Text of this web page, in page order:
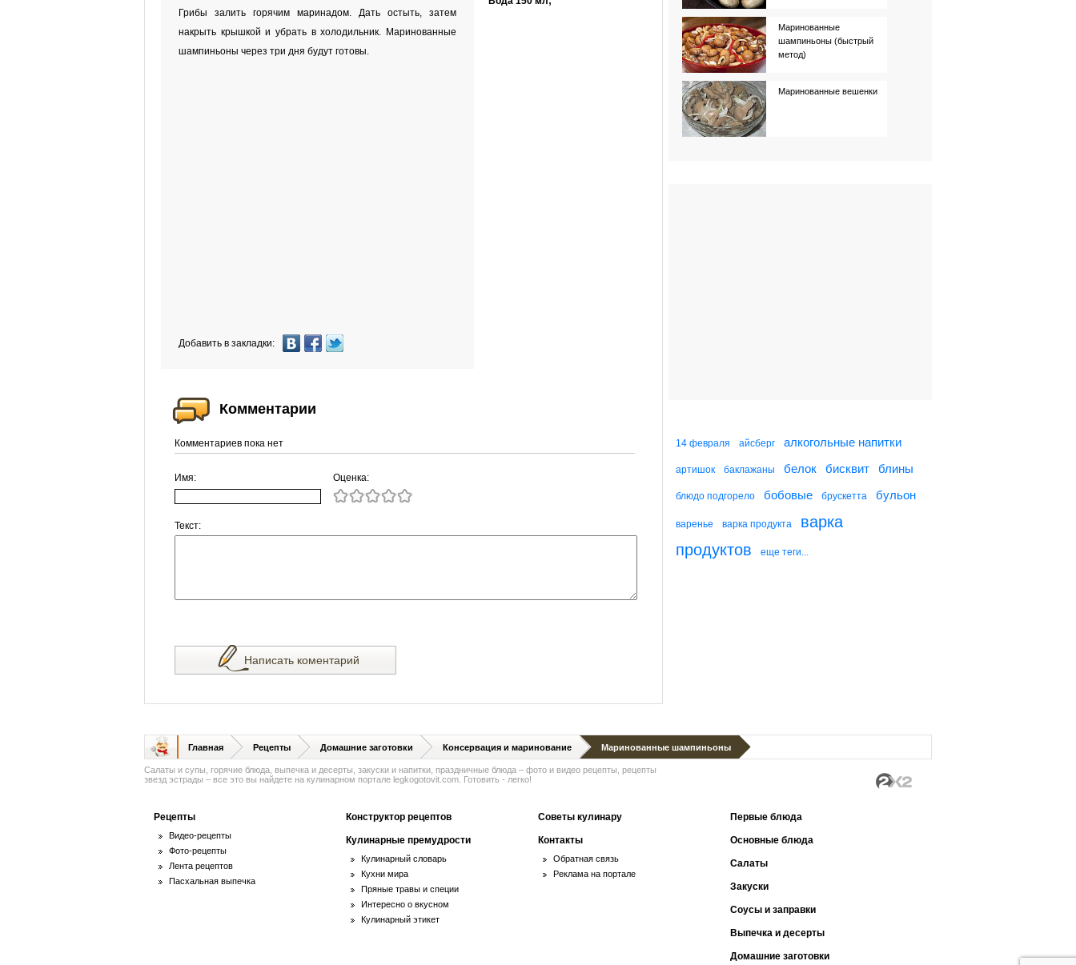
Грибы залить горячим маринадом. Дать остыть, затем
накрыть крышкой и убрать в холодильник. Маринованные
шампиньоны через три дня будут готовы.
Добавить в закладки:
Комментарии
Комментариев пока нет
Имя: Оценка:
Текст:
Написать коментарий
Маринованные
шампиньоны (быстрый
метод)
Маринованные вешенки
Маринованные креветки
с каперсами
14 февраля айсберг алкогольные напитки
артишок баклажаны белок бисквит блины
блюдо подгорело бобовые брускетта бульон
варенье варка продукта
варка
продуктов
еще теги...
Главная Рецепты Домашние заготовки Консервация и маринование Маринованные шампиньоны
Салаты и супы, горячие блюда, выпечка и десерты, закуски и напитки, праздничные блюда – фото и видео рецепты, рецепты
звезд эстрады – все это вы найдете на кулинарном портале legkogotovit.com. Готовить - легко!
Рецепты
Видео-рецепты
Фото-рецепты
Лента рецептов
Пасхальная выпечка
Конструктор рецептов
Кулинарные премудрости
Кулинарный словарь
Кухни мира
Пряные травы и специи
Интересно о вкусном
Кулинарный этикет
Советы кулинару
Контакты
Обратная связь
Реклама на портале
Первые блюда
Основные блюда
Салаты
Закуски
Соусы и заправки
Выпечка и десерты
Домашние заготовки